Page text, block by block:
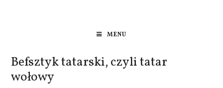
MENU
Befsztyk tatarski, czyli tatar
wołowy